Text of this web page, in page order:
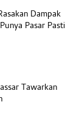
Dampak
Pasar Pasti
Tawarkan